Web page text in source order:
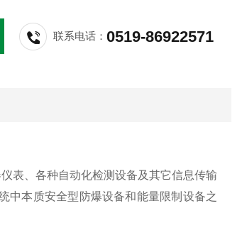
联系电话：0519-86922571
表、各种自动化检测设备及其它信息传输
中本质安全型防爆设备和能量限制设备之